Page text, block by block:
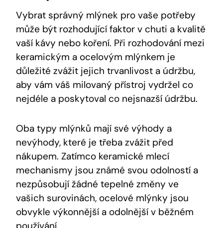
Vybrat správný mlýnek pro vaše potřeby
může být rozhodující faktor v chuti a kvalitě
vaší kávy nebo koření. Při rozhodování mezi
keramickým a ocelovým mlýnkem je
důležité zvážit jejich trvanlivost a údržbu,
aby vám váš milovaný přístroj vydržel co
nejdéle a poskytoval co nejsnazší údržbu.
Oba typy mlýnků mají své výhody a
nevýhody, které je třeba zvážit před
nákupem. Zatímco keramické mlecí
mechanismy jsou známé svou odolností a
nezpůsobují žádné tepelné změny ve
vašich surovinách, ocelové mlýnky jsou
obvykle výkonnější a odolnější v běžném